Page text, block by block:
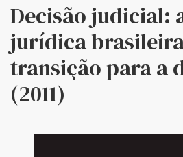
Decisão judicial:
jurídica
transição para a
(2011)